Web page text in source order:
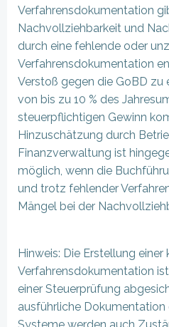
Verfahrensdokumentation
Nachvollziehbarkeit und
durch eine fehlende oder
Verfahrensdokumentation
Verstoß gegen die GoBD zu
von bis zu 10 % des
steuerpflichtigen Gewinn
Hinzuschätzung durch
Finanzverwaltung ist
möglich, wenn die
und trotz fehlender
Mängel bei der
Hinweis: Die Erstellung einer
Verfahrensdokumentation
einer Steuerprüfung
ausführliche Dokumentation